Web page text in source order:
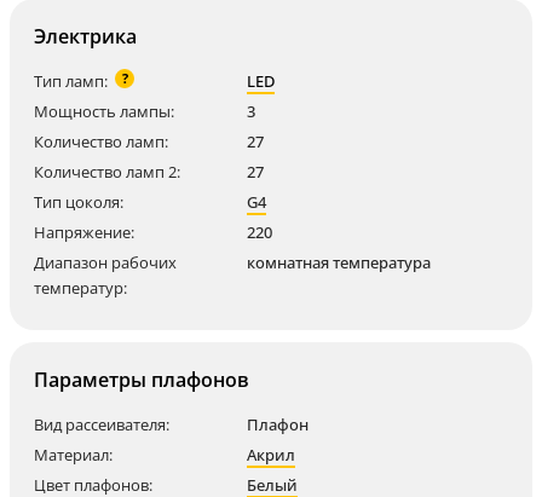
Электрика
Тип ламп: ?
LED
Мощность лампы:
3
Количество ламп:
27
Количество ламп 2:
27
Тип цоколя:
G4
Напряжение:
220
Диапазон рабочих
температур:
комнатная температура
Параметры плафонов
Вид рассеивателя:
Плафон
Материал:
Акрил
Цвет плафонов:
Белый